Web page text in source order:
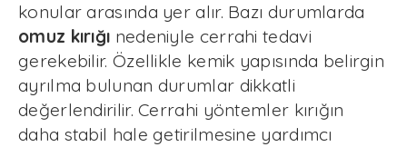
konular arasında yer alır. Bazı durumlarda
omuz kırığı nedeniyle cerrahi tedavi
gerekebilir. Özellikle kemik yapısında belirgin
ayrılma bulunan durumlar dikkatli
değerlendirilir. Cerrahi yöntemler kırığın
daha stabil hale getirilmesine yardımcı